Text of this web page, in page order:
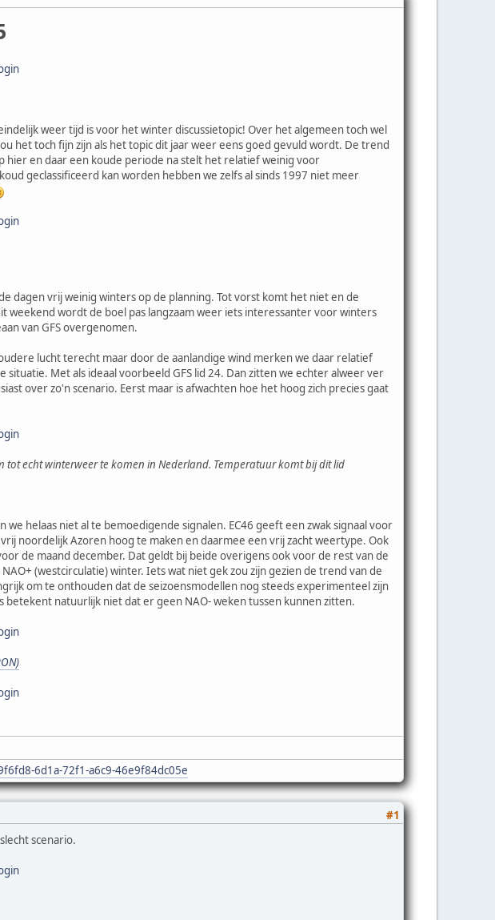
weer tijd is voor het winter discussietopic! Over het algemeen toch wel
het toch fijn zijn als het topic dit jaar weer eens goed gevuld wordt. De trend
en daar een koude periode na stelt het relatief weinig voor
geclassificeerd kan worden hebben we zelfs al sinds 1997 niet meer
dagen vrij weinig winters op de planning. Tot vorst komt het niet en de
wordt de boel pas langzaam weer iets interessanter voor winters
van GFS overgenomen.
lucht terecht maar door de aanlandige wind merken we daar relatief
Met als ideaal voorbeeld GFS lid 24. Dan zitten we echter alweer ver
over zo'n scenario. Eerst maar is afwachten hoe het hoog zich precies gaat
echt winterweer te komen in Nederland. Temperatuur komt bij dit lid
helaas niet al te bemoedigende signalen. EC46 geeft een zwak signaal voor
noordelijk Azoren hoog te maken en daarmee een vrij zacht weertype. Ook
de maand december. Dat geldt bij beide overigens ook voor de rest van de
(westcirculatie) winter. Iets wat niet gek zou zijn gezien de trend van de
om te onthouden dat de seizoensmodellen nog steeds experimenteel zijn
natuurlijk niet dat er geen NAO- weken tussen kunnen zitten.
6d1a-72f1-a6c9-46e9f84dc05e
#1
scenario.